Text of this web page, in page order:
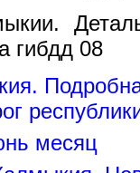
гибдд 08
месяц